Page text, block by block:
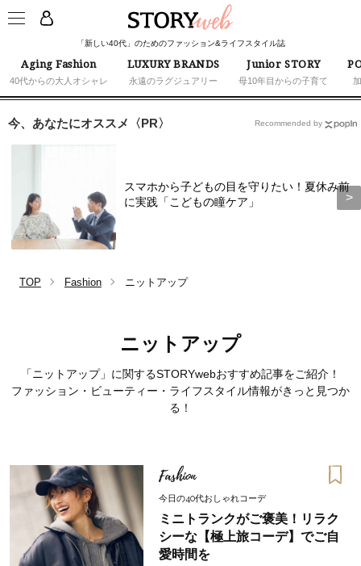
「新しい40代」のためのファッション&ライフスタイル誌
Aging Fashion
40代からの大人オシャレ
LUXURY BRANDS
永遠のラグジュアリー
Junior STORY
母10年目からの子育て
今、あなたにオススメ〈PR〉
スマホから子どもの目を守りたい！夏休み前
に実践「こどもの瞳ケア」
Recommended by
TOP Fashion ニットアップ
ニットアップ
「ニットアップ」に関するSTORYwebおすすめ記事をご紹介！
ファッション・ビューティー・ライフスタイル情報がきっと見つか
る！
Fashion
今日の40代おしゃれコーデ
ミニトランクがご褒美！リラク
シーな【極上旅コーデ】でご自
愛時間を